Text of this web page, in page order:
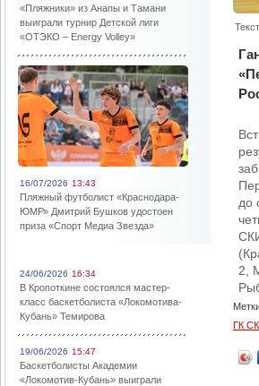
«Пляжники» из Анапы и Тамани
выиграли турнир Детской лиги
«ОТЭКО – Energy Volley»
16/07/2026 13:43
Пляжный футболист «Краснодара-
ЮМР» Дмитрий Бушков удостоен
приза «Спорт Медиа Звезда»
24/06/2026 16:34
В Кропоткине состоялся мастер-
класс баскетболиста «Локомотива-
Кубань» Темирова
19/06/2026 15:47
Баскетболисты Академии
«Локомотив-Кубань» выиграли
до
2,
ГК